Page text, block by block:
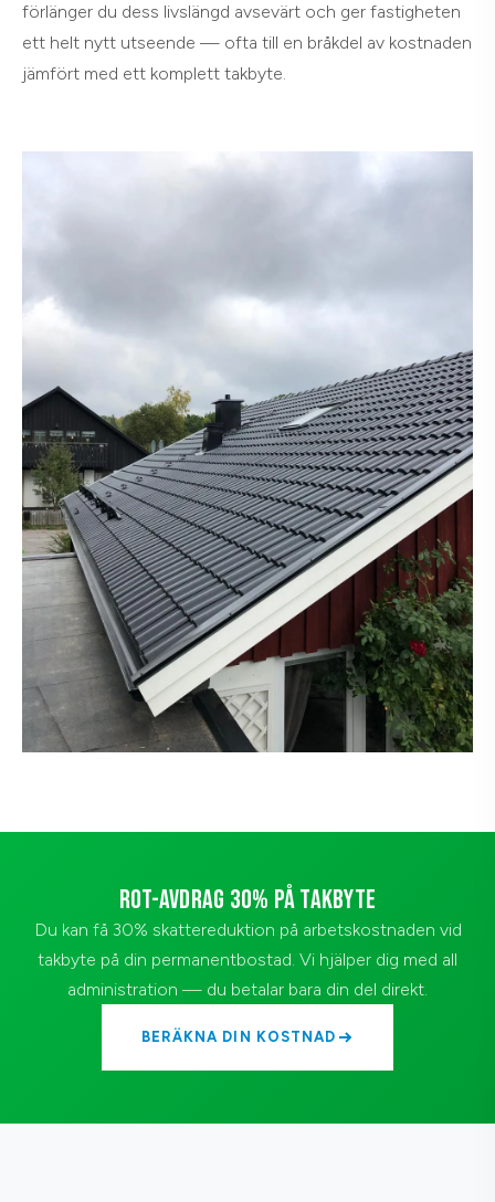
förlänger du dess livslängd avsevärt och ger fastigheten
ett helt nytt utseende — ofta till en bråkdel av kostnaden
jämfört med ett komplett takbyte.
ROT-AVDRAG 30% PÅ TAKBYTE
Du kan få 30% skattereduktion på arbetskostnaden vid
takbyte på din permanentbostad. Vi hjälper dig med all
administration — du betalar bara din del direkt.
BERÄKNA DIN KOSTNAD